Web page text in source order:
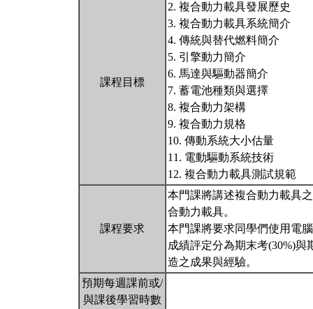
課程目標
2. 複合動力載具發展歷史
3. 複合動力載具系統簡介
4. 傳統與替代燃料簡介
5. 引擎動力簡介
6. 馬達與驅動器簡介
7. 蓄電池種類與選擇
8. 複合動力架構
9. 複合動力規格
10. 傳動系統大小估量
11. 電動驅動系統技術
12. 複合動力載具測試規範
課程要求
本門課將講述複合動力載具
合動力載具。
本門課將要求同學們使用電
成績評定分為期末考(30%)
造之成果與經驗。
預期每週課前或/
與課後學習時數